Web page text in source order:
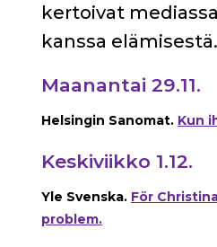
kertoivat
kanssa elämisestä.
Maanantai 29.11.
Helsingin Sanomat. Kun
Keskiviikko 1.12.
Yle Svenska. För
problem.